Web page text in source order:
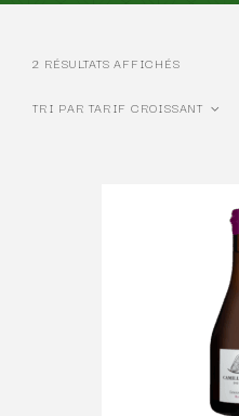
2 RÉSULTATS AFFICHÉS
TRI PAR TARIF CROISSANT